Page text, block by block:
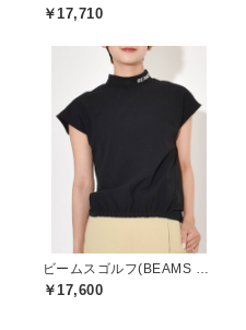
￥17,710
￥17,600